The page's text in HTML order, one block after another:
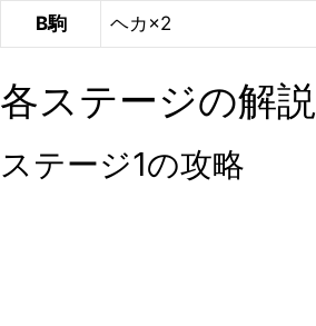
B駒 ヘカ×2
各ステージの解説
ステージ1の攻略